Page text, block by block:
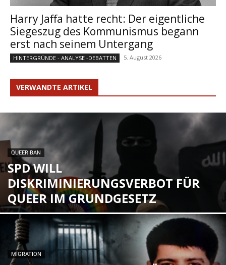
Harry Jaffa hatte recht: Der eigentliche
Siegeszug des Kommunismus begann
erst nach seinem Untergang
HINTERGRÜNDE - ANALYSE -DEBATTEN 5. August 2026
VERWANDTE ARTIKEL
QUEERIBAN
SPD WILL
DISKRIMINIERUNGSVERBOT FÜR
QUEER IM GRUNDGESETZ
MIGRATION